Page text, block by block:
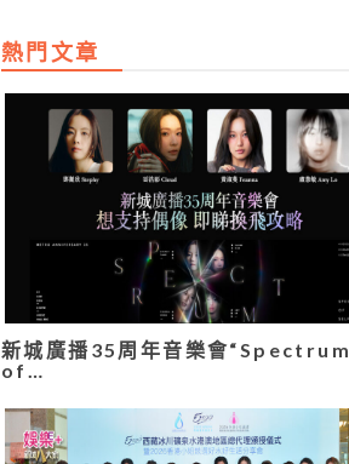
熱門文章
新城廣播35周年音樂會“Spectrum
of…